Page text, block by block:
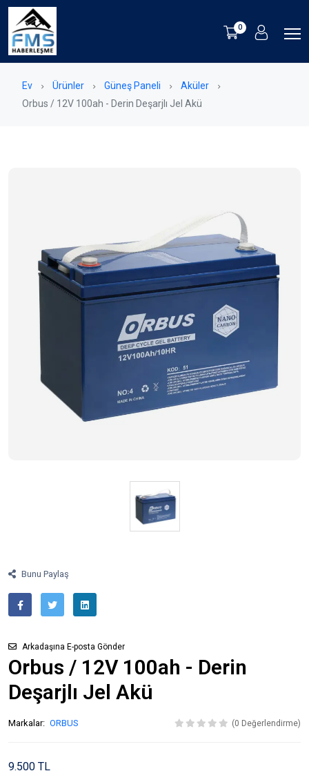
0
Ev Ürünler Güneş Paneli
Aküler
Orbus / 12V 100ah - Derin Deşarjlı Jel Akü
Bunu Paylaş
Arkadaşına E-posta Gönder
Orbus / 12V 100ah - Derin
Deşarjlı Jel Akü
Markalar: ORBUS (0 Değerlendirme)
9.500 TL